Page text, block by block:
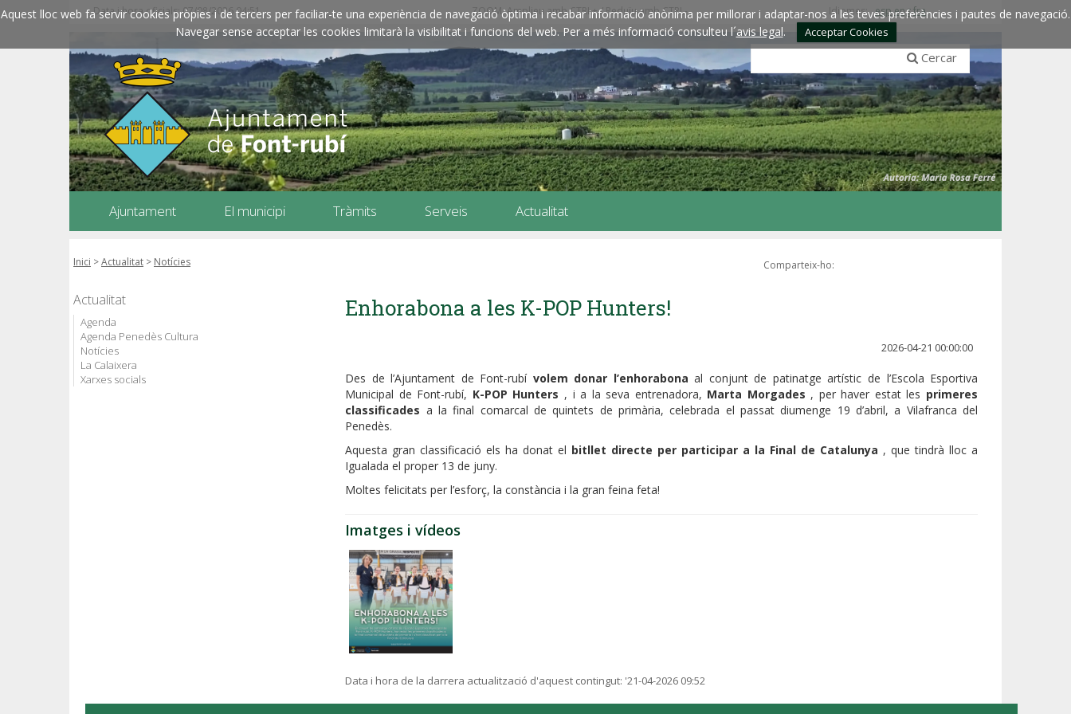
Aquest lloc web fa servir cookies pròpies i de tercers per faciliar-te una experiència de navegació òptima i recabar informació anònima per millorar i adaptar-nos a les teves preferències i pautes de navegació.
Navegar sense acceptar les cookies limitarà la visibilitat i funcions del web. Per a més informació consulteu l´avis legal. Acceptar Cookies
Data i hora oficials: 07/08/2026 04:51 ZOOM: Amplieu amb CTRL+ / Reduïu amb CTRL- Idiomes:esp engfra
Cercar
Ajuntament El municipi Tràmits Serveis Actualitat
Inici >Actualitat > Notícies Comparteix-ho:
Actualitat
Agenda
Agenda Penedès Cultura
Notícies
La Calaixera
Xarxes socials
Enhorabona a les K-POP Hunters!
2026-04-21 00:00:00
Des de l’Ajuntament de Font-rubí volem donar l’enhorabona al conjunt de patinatge artístic de l’Escola Esportiva
Municipal de Font-rubí, K-POP Hunters , i a la seva entrenadora, Marta Morgades , per haver estat les primeres
classificades a la final comarcal de quintets de primària, celebrada el passat diumenge 19 d’abril, a Vilafranca del
Penedès.
Aquesta gran classificació els ha donat el bitllet directe per participar a la Final de Catalunya , que tindrà lloc a
Igualada el proper 13 de juny.
Moltes felicitats per l’esforç, la constància i la gran feina feta!
Imatges i vídeos
Data i hora de la darrera actualització d'aquest contingut: '21-04-2026 09:52